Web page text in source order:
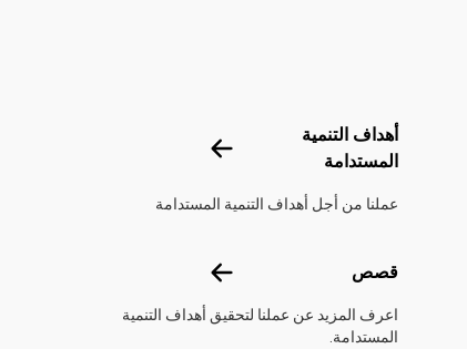
أهداف التنمية
المستدامة
أهداف التنمية المستدامة
عملنا من أجل أهداف التنمية المستدامة
قصص قصص
اعرف المزيد عن عملنا لتحقيق أهداف التنمية
المستدامة.